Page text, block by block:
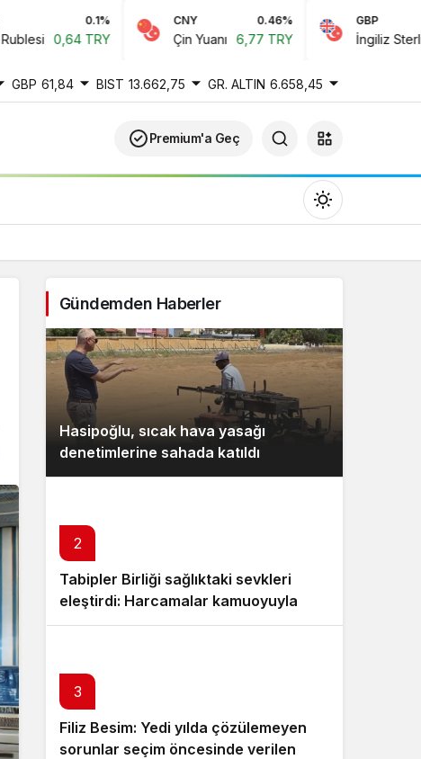
CNY 0.46%
Çin Yuanı 6,77 TRY
GBP -0.22%
İngiliz Sterlini 61,84 TRY
GBP 61,84 BIST 13.662,75 GR. ALTIN 6.658,45
Premium'a Geç
Gündüz Modu
Gündüz modunu seçin.
Gece Modu
Gece modunu seçin.
Gündemden Haberler
Hasipoğlu, sıcak hava yasağı
denetimlerine sahada katıldı
2
Tabipler Birliği sağlıktaki sevkleri
eleştirdi: Harcamalar kamuoyuyla
paylaşılmalı!
3
Filiz Besim: Yedi yılda çözülemeyen
sorunlar seçim öncesinde verilen